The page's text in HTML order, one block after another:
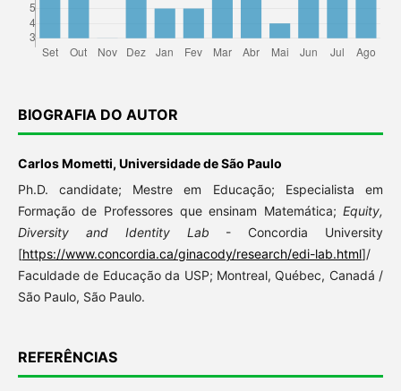
BIOGRAFIA DO AUTOR
Carlos Mometti, Universidade de São Paulo
Ph.D. candidate; Mestre em Educação; Especialista em
Formação de Professores que ensinam Matemática;Equity,
Diversity and Identity Lab - Concordia University
[https://www.concordia.ca/ginacody/research/edi-lab.html]/
Faculdade de Educação da USP; Montreal, Québec, Canadá /
São Paulo, São Paulo.
REFERÊNCIAS